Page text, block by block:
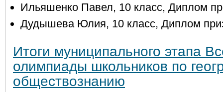
Ильяшенко Павел, 10 класс, Диплом
Дудышева Юлия, 10 класс, Диплом
Итоги муниципального этапа
олимпиады школьников по
обществознанию